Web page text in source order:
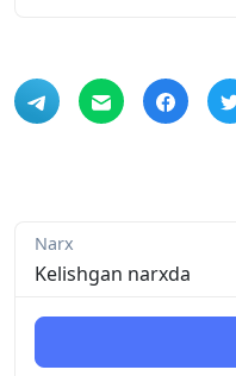
Narx
Kelishgan narxda